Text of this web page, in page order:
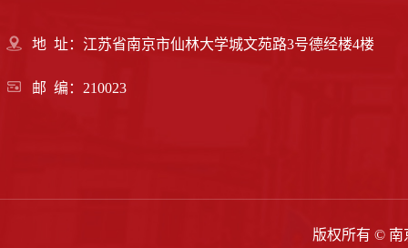
地 址：江苏省南京市仙林大学城文苑路3号德经楼4楼
邮 编：210023
版权所有 ©